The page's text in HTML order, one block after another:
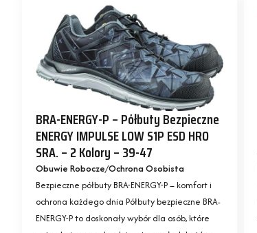
BRA-ENERGY-P – Półbuty Bezpieczne
ENERGY IMPULSE LOW S1P ESD HRO
SRA. – 2 Kolory – 39-47
Obuwie Robocze Ochrona Osobista
Bezpieczne półbuty BRA-ENERGY-P – komfort i
ochrona każdego dnia Półbuty bezpieczne BRA-
ENERGY-P to doskonały wybór dla osób, które